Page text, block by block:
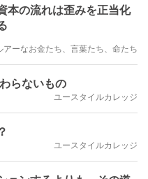
本の流れは歪みを正当化
アーなお金たち、言葉たち、命たち
らないもの
ユースタイルカレッジ
ユースタイルカレッジ